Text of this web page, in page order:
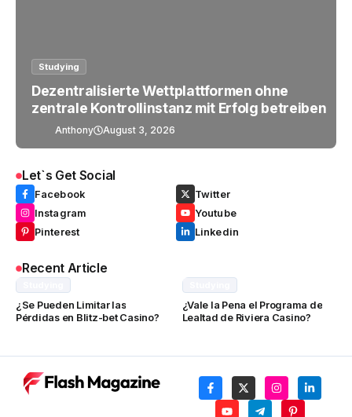
Studying
Dezentralisierte Wettplattformen ohne
zentrale Kontrollinstanz mit Erfolg betreiben
Anthony August 3, 2026
Let`s Get Social
Facebook
Twitter
Instagram
Youtube
Pinterest
Linkedin
Recent Article
¿Se Pueden Limitar las
Pérdidas en Blitz-bet Casino?
¿Vale la Pena el Programa de
Lealtad de Riviera Casino?